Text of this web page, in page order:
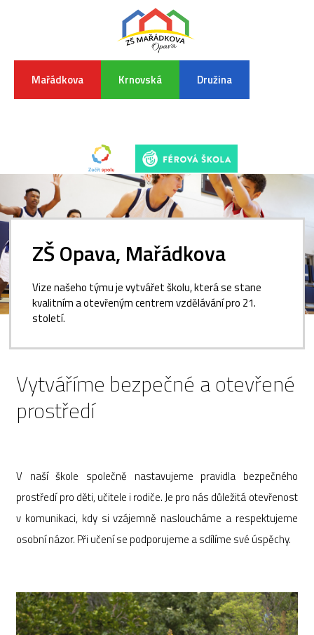
Mařádkova Krnovská Družina
ZŠ Opava, Mařádkova
Vize našeho týmu je vytvářet školu, která se stane
kvalitním a otevřeným centrem vzdělávání pro 21.
století.
Vytváříme bezpečné a otevřené
prostředí
V naší škole společně nastavujeme pravidla bezpečného
prostředí pro děti, učitele i rodiče. Je pro nás důležitá otevřenost
v komunikaci, kdy si vzájemně nasloucháme a respektujeme
osobní názor. Při učení se podporujeme a sdílíme své úspěchy.